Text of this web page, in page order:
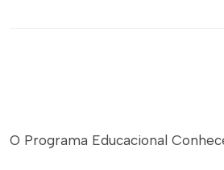
O Programa Educacional